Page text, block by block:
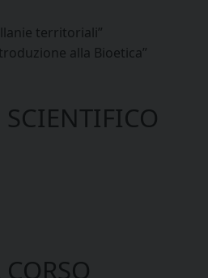
territoriali”
alla Bioetica”
SCIENTIFICO